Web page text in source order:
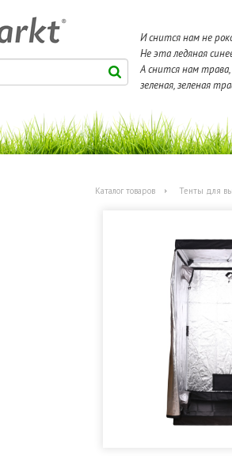
И снится нам не
Не эта ледяная
А снится нам
зеленая, зеленая
Каталог товаров Тенты для